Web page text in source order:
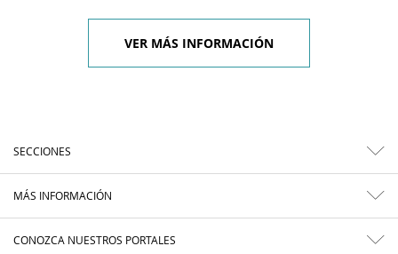
VER MÁS INFORMACIÓN
SECCIONES
MÁS INFORMACIÓN
CONOZCA NUESTROS PORTALES